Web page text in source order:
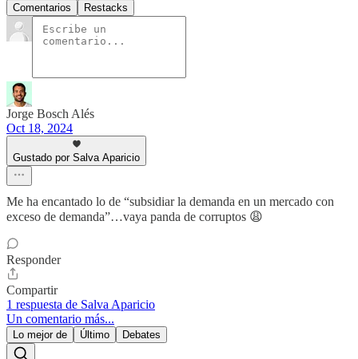
Comentarios Restacks
Jorge Bosch Alés
Oct 18, 2024
Gustado por Salva Aparicio
Me ha encantado lo de “subsidiar la demanda en un mercado con
exceso de demanda”…vaya panda de corruptos 😩
Responder
Compartir
1 respuesta de Salva Aparicio
Un comentario más...
Lo mejor de Último Debates